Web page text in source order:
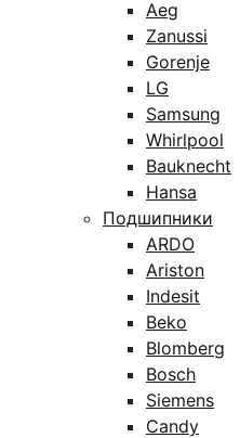
Aeg
Zanussi
Gorenje
LG
Samsung
Whirlpool
Bauknecht
Hansa
Подшипники
ARDO
Ariston
Indesit
Beko
Blomberg
Bosch
Siemens
Candy